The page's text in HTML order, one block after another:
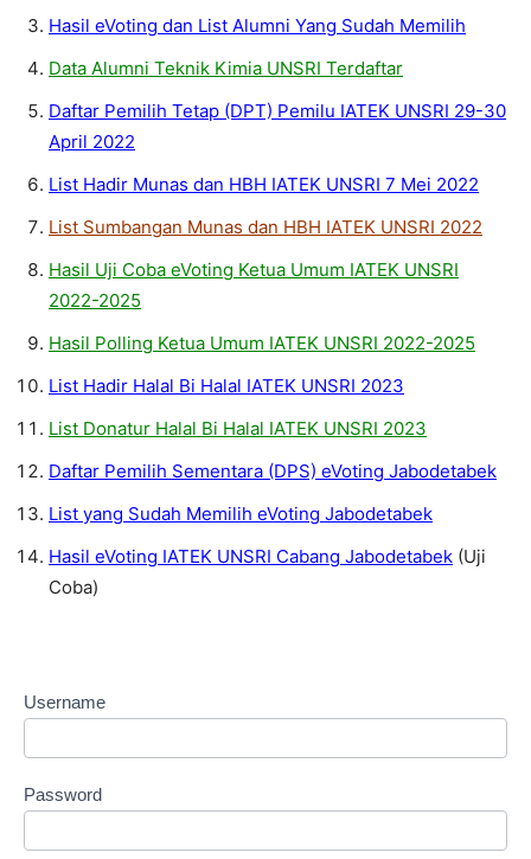
Hasil eVoting dan List Alumni Yang Sudah Memilih
Data Alumni Teknik Kimia UNSRI Terdaftar
Daftar Pemilih Tetap (DPT) Pemilu IATEK UNSRI 29-30
April 2022
List Hadir Munas dan HBH IATEK UNSRI 7 Mei 2022
List Sumbangan Munas dan HBH IATEK UNSRI 2022
Hasil Uji Coba eVoting Ketua Umum IATEK UNSRI
2022-2025
Hasil Polling Ketua Umum IATEK UNSRI 2022-2025
List Hadir Halal Bi Halal IATEK UNSRI 2023
List Donatur Halal Bi Halal IATEK UNSRI 2023
Daftar Pemilih Sementara (DPS) eVoting Jabodetabek
List yang Sudah Memilih eVoting Jabodetabek
Hasil eVoting IATEK UNSRI Cabang Jabodetabek (Uji
Coba)
Username
Password